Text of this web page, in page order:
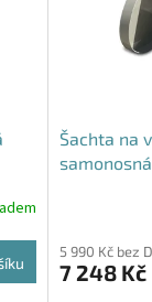
Šachta na
samonosná
produktu
je
5 990 Kč bez
7 248 Kč